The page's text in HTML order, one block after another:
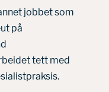
jobbet som
på
tett med